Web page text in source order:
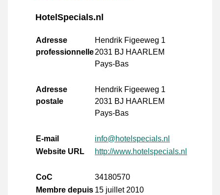
HotelSpecials.nl
Adresse
professionnelle
Hendrik Figeeweg 1
2031 BJ HAARLEM
Pays-Bas
Adresse
postale
Hendrik Figeeweg 1
2031 BJ HAARLEM
Pays-Bas
E-mail
info@hotelspecials.nl
Website URL
http://www.hotelspecials.nl
CoC
34180570
Membre depuis 15 juillet 2010